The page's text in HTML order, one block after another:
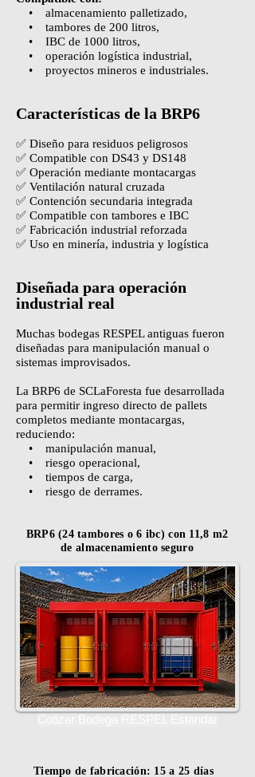
• almacenamiento palletizado,
• tambores de 200 litros,
• IBC de 1000 litros,
• operación logística industrial,
• proyectos mineros e industriales.
Características de la BRP6
✅ Diseño para residuos peligrosos
✅ Compatible con DS43 y DS148
✅ Operación mediante montacargas
✅ Ventilación natural cruzada
✅ Contención secundaria integrada
✅ Compatible con tambores e IBC
✅ Fabricación industrial reforzada
✅ Uso en minería, industria y logística
Diseñada para operación
industrial real
Muchas bodegas RESPEL antiguas fueron
diseñadas para manipulación manual o
sistemas improvisados.
La BRP6 de SCLaForesta fue desarrollada
para permitir ingreso directo de pallets
completos mediante montacargas,
reduciendo:
• manipulación manual,
• riesgo operacional,
• tiempos de carga,
• riesgo de derrames.
BRP6 (24 tambores o 6 ibc) con 11,8 m2
de almacenamiento seguro
Cotizar Bodega RESPEL Estandar
Tiempo de fabricación: 15 a 25 días